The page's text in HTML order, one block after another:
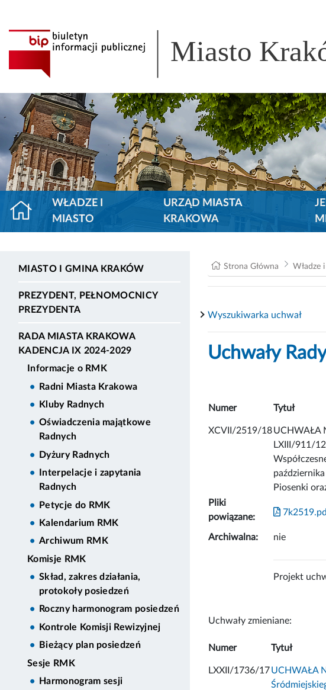
Miasto
WŁADZE I
MIASTO
URZĄD MIASTA
KRAKOWA
MIASTO I GMINA KRAKÓW
PREZYDENT, PEŁNOMOCNICY
PREZYDENTA
RADA MIASTA KRAKOWA
KADENCJA IX 2024-2029
Informacje o RMK
Radni Miasta Krakowa
Kluby Radnych
Oświadczenia majątkowe
Radnych
Dyżury Radnych
Interpelacje i zapytania
Radnych
Petycje do RMK
Kalendarium RMK
Archiwum RMK
Komisje RMK
Skład, zakres działania,
protokoły posiedzeń
Roczny harmonogram posiedzeń
Kontrole Komisji Rewizyjnej
Bieżący plan posiedzeń
Sesje RMK
Harmonogram sesji
Strona Główna Władze
Wyszukiwarka uchwał
Uchwały
Numer Tytuł
XCVII/2519/18UCHWAŁA
LXIII/911/
Piosenki
Pliki
powiązane:
Archiwalna: nie
Projekt
Uchwały zmieniane:
Numer Tytuł
LXXII/1736/17UCHWAŁA